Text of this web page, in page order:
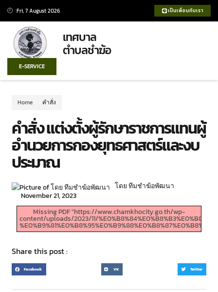
Fri, 7 August 2026 เป็นเพื่อนกับเรา
เทศบาล
ตำบลชำฆ้อ
E-SERVICE
Home คำสั่ง
คำสั่ง แต่งตั้งผู้รักษาราชการแทนผู้
อำนวยการกองยุทธศาสตร์และงบ
ประมาณ
โดย ทีมชำฆ้อพัฒนา
November 21, 2023
Missing PDF "https://www.chamkhocity.go.th/wp-
content/uploads/2023/11/
Share this post :
Facebook VK Twitter